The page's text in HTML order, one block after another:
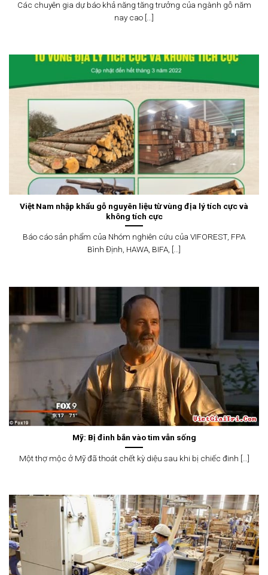
Các chuyên gia dự báo khả năng tăng trưởng của ngành gỗ năm
nay cao [...]
Việt Nam nhập khẩu gỗ nguyên liệu từ vùng địa lý tích cực và
không tích cực
Báo cáo sản phẩm của Nhóm nghiên cứu của VIFOREST, FPA
Bình Định, HAWA, BIFA, [...]
Mỹ: Bị đinh bắn vào tim vẫn sống
Một thợ mộc ở Mỹ đã thoát chết kỳ diệu sau khi bị chiếc đinh [...]